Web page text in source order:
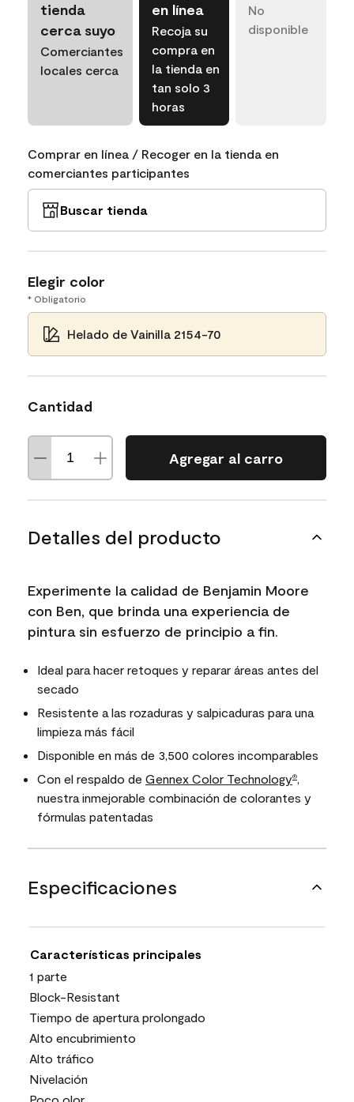
tienda
cerca suyo
Comerciantes
locales cerca
en línea
Recoja su
compra en
la tienda en
tan solo 3
horas
No
disponible
Comprar en línea / Recoger en la tienda en
comerciantes participantes
Buscar tienda
Elegir color
* Obligatorio
Helado de Vainilla 2154-70
Cantidad
Agregar al carro
Detalles del producto
Experimente la calidad de Benjamin Moore
con Ben, que brinda una experiencia de
pintura sin esfuerzo de principio a fin.
Ideal para hacer retoques y reparar áreas antes del
secado
Resistente a las rozaduras y salpicaduras para una
limpieza más fácil
Disponible en más de 3,500 colores incomparables
Con el respaldo de Gennex Color Technology®,
nuestra inmejorable combinación de colorantes y
fórmulas patentadas
Especificaciones
Características principales
1 parte
Block-Resistant
Tiempo de apertura prolongado
Alto encubrimiento
Alto tráfico
Nivelación